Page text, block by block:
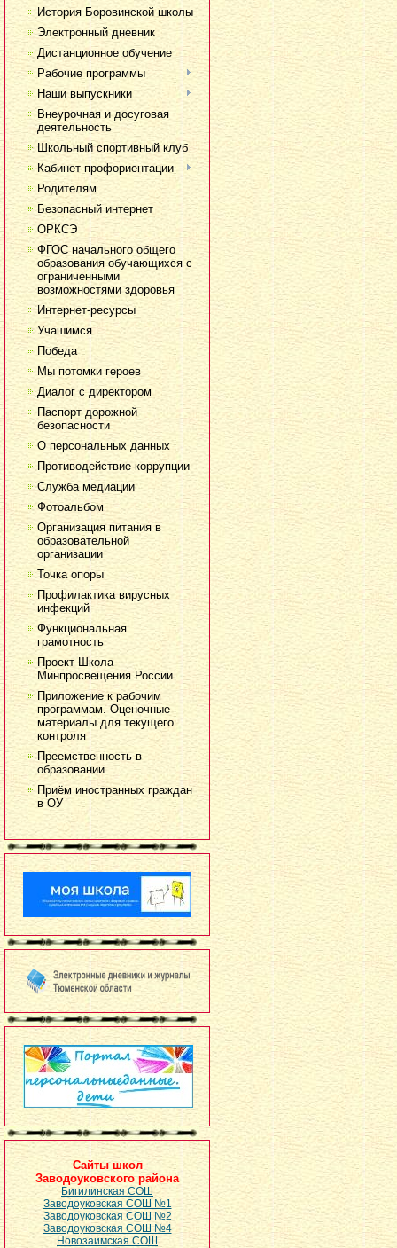
История Боровинской школы
Электронный дневник
Дистанционное обучение
Рабочие программы
Наши выпускники
Внеурочная и досуговая
деятельность
Школьный спортивный клуб
Кабинет профориентации
Родителям
Безопасный интернет
ОРКСЭ
ФГОС начального общего
образования обучающихся с
ограниченными
возможностями здоровья
Интернет-ресурсы
Учашимся
Победа
Мы потомки героев
Диалог с директором
Паспорт дорожной
безопасности
О персональных данных
Противодействие коррупции
Служба медиации
Фотоальбом
Организация питания в
образовательной
организации
Точка опоры
Профилактика вирусных
инфекций
Функциональная
грамотность
Проект Школа
Минпросвещения России
Приложение к рабочим
программам. Оценочные
материалы для текущего
контроля
Преемственность в
образовании
Приём иностранных граждан
в ОУ
Сайты школ
Заводоуковского района
Бигилинская СОШ
Заводоуковская СОШ №1
Заводоуковская СОШ №2
Заводоуковская СОШ №4
Новозаимская СОШ